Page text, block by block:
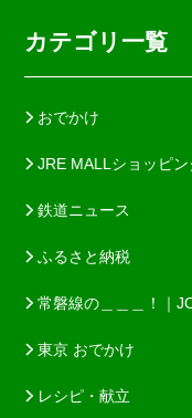
カテゴリ一覧
おでかけ
JRE MALLショッピン
鉄道ニュース
ふるさと納税
常磐線の＿＿＿！｜
東京 おでかけ
レシピ・献立